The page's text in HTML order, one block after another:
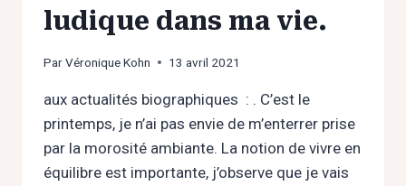
ludique dans ma vie.
ParVéronique Kohn 13 avril 2021
aux actualités biographiques : . C’est le
printemps, je n’ai pas envie de m’enterrer prise
par la morosité ambiante. La notion de vivre en
équilibre est importante, j’observe que je vais